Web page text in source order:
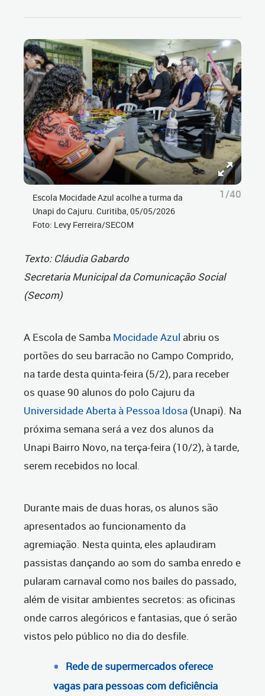
Escola Mocidade Azul acolhe a turma da
Unapi do Cajuru. Curitiba, 05/05/2026
Foto: Levy Ferreira/SECOM
1/40
Texto: Cláudia Gabardo
Secretaria Municipal da Comunicação Social
(Secom)
A Escola de Samba Mocidade Azul abriu os
portões do seu barracão no Campo Comprido,
na tarde desta quinta-feira (5/2), para receber
os quase 90 alunos do polo Cajuru da
Universidade Aberta à Pessoa Idosa (Unapi). Na
próxima semana será a vez dos alunos da
Unapi Bairro Novo, na terça-feira (10/2), à tarde,
serem recebidos no local.
Durante mais de duas horas, os alunos são
apresentados ao funcionamento da
agremiação. Nesta quinta, eles aplaudiram
passistas dançando ao som do samba enredo e
pularam carnaval como nos bailes do passado,
além de visitar ambientes secretos: as oficinas
onde carros alegóricos e fantasias, que ó serão
vistos pelo público no dia do desfile.
Rede de supermercados oferece
vagas para pessoas com deficiência